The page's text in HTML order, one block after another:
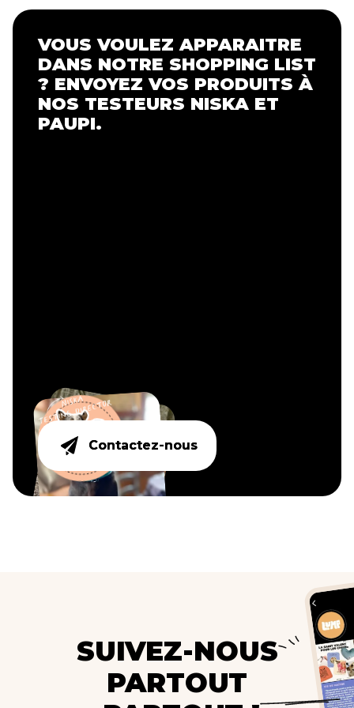
VOUS VOULEZ APPARAITRE
DANS NOTRE SHOPPING LIST
? ENVOYEZ VOS PRODUITS À
NOS TESTEURS NISKA ET
PAUPI.
Contactez-nous
Contactez-nous
SUIVEZ-NOUS
PARTOUT